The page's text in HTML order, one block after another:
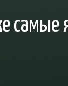
самые